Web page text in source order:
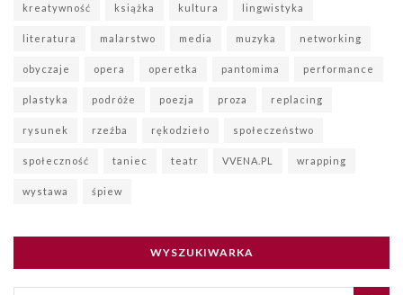
kreatywność książka kultura lingwistyka
literatura malarstwo media muzyka networking
obyczaje opera operetka pantomima performance
plastyka podróże poezja proza replacing
rysunek rzeźba rękodzieło społeczeństwo
społeczność taniec teatr VVENA.PL wrapping
wystawa śpiew
WYSZUKIWARKA